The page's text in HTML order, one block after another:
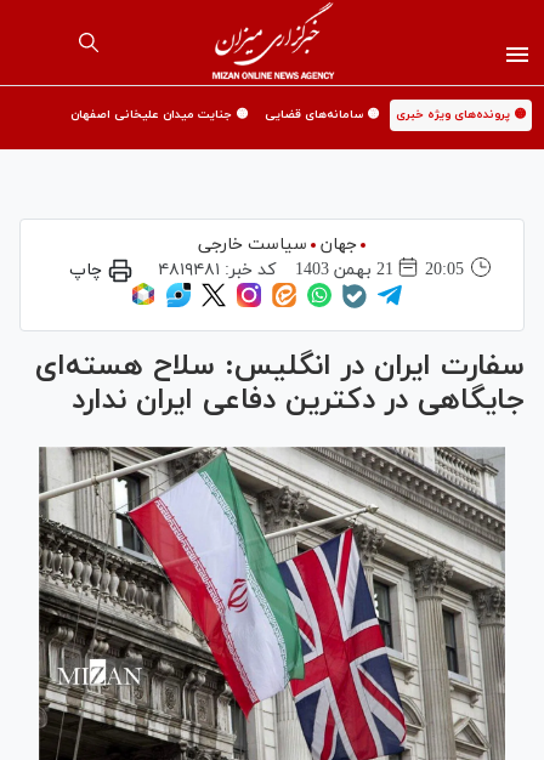
🟡 پرونده‌های ویژه خبری 🟡 سامانه‌های قضایی 🟡 جنایت میدان علیخانی اصفهان
جهان
سیاست خارجی
20:05
21 بهمن 1403 کد خبر: ۴۸۱۹۴۸۱ چاپ
سفارت ایران در انگلیس: سلاح هسته‌ای
جایگاهی در دکترین دفاعی ایران ندارد